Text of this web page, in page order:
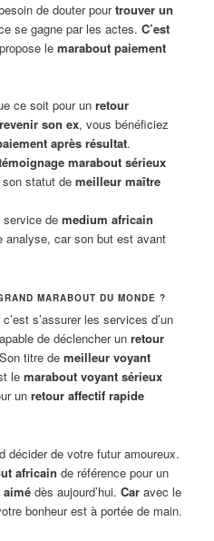
de douter pourtrouver un
se gagne par les actes.C’est
lemarabout paiement
ce soit pour un retour
son ex, vous bénéficiez
après résultat.
marabout sérieux
statut de meilleur maître
de medium africain
analyse, car son but est avant
MARABOUT DU MONDE ?
s’assurer les services d’un
de déclencher unretour
titre demeilleur voyant
lemarabout voyant sérieux
unretour affectif rapide
décider de votre futur amoureux.
africain de référence pour un
aimé dès aujourd’hui.Car avec le
bonheur est à portée de main.